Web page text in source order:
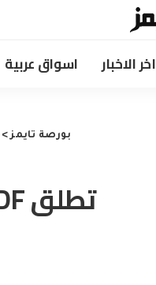
اخر الاخبار اسواق عربية
بورصة تايمز>